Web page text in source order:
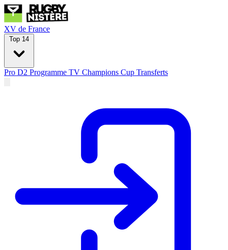
XV de France
Top 14
Pro D2 Programme TV Champions Cup Transferts